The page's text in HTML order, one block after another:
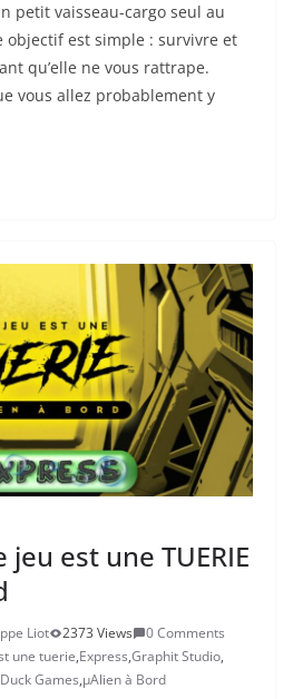
petit vaisseau-cargo seul au
objectif est simple : survivre et
qu’elle ne vous rattrape.
vous allez probablement y
jeu est une TUERIE
Liot 2373 Views
0 Comments
une tuerie,Express,Graphit Studio,
Games,µAlien à Bord